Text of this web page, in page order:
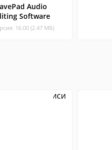
Audio
Software
16.00 (2.47 МБ)